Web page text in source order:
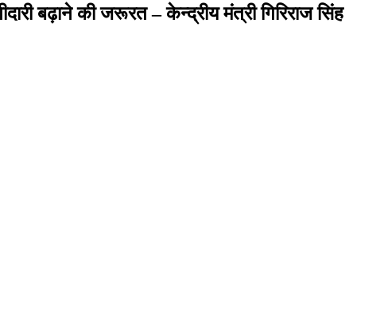
बढ़ाने की जरूरत – केन्द्रीय मंत्री गिरिराज सिंह